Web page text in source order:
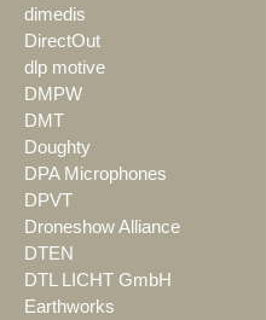
dimedis
DirectOut
dlp motive
DMPW
DMT
Doughty
DPA Microphones
DPVT
Droneshow Alliance
DTEN
DTL LICHT GmbH
Earthworks